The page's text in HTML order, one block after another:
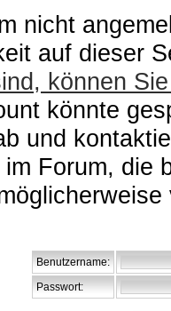
nicht
auf dieser
können
könnte
und
Forum, die
Benutzername:
Passwort: